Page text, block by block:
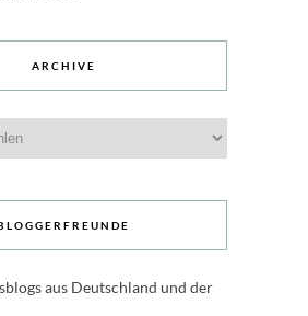
ARCHIVE
aus Deutschland und der